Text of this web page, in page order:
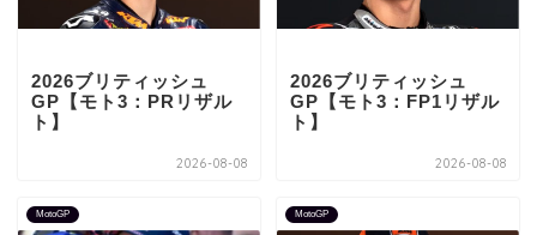
2026ブリティッシュ
GP【モト3：PRリザル
ト】
2026-08-08
2026ブリティッシュ
GP【モト3：FP1リザル
ト】
2026-08-08
MotoGP MotoGP